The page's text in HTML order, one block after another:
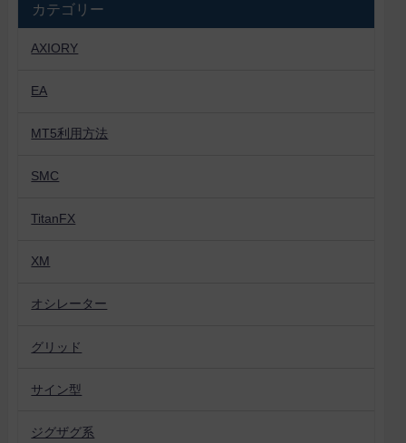
カテゴリー
AXIORY
EA
MT5利用方法
SMC
TitanFX
XM
オシレーター
グリッド
サイン型
ジグザグ系